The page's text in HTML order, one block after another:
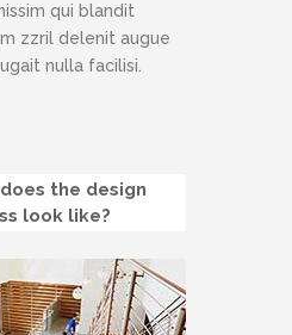
qui blandit
zzril delenit augue
nulla facilisi.
the design
look like?